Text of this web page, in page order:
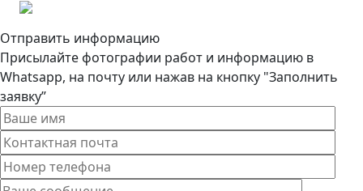
Отправить информацию
Присылайте фотографии работ и информацию в
Whatsapp, на почту или нажав на кнопку "Заполнить
заявку”